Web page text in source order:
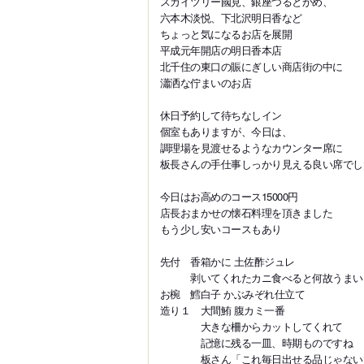
六本木淡悦、下北沢明日香など
ちょっと気になるお店を展開
平成元年開店の明日香本店
北千住の東口の賑にぎしい商店街の中に
瀟洒な佇まいのお店
休日予約して待ちなしイン
個室もありますが、今日は、
調理場を見渡せるようなカウンター席に
板長さんの手仕事しっかり見える良い席で
今日はお高めのコース15000円
店長おまかせの懐石料理を頂きました
もう少し安いコースもあり
先付 香箱かに 土佐酢ジュレ
剥いてくれたカニ食べると何故うまい
お椀 鱈白子 かぶみぞれ仕立て
造り１ 大間鮪 腹カミ一番
大きな柵からカットしてくれて
記憶に残る一皿、時期ものですね
板さん「これ毎日出せる品じゃない